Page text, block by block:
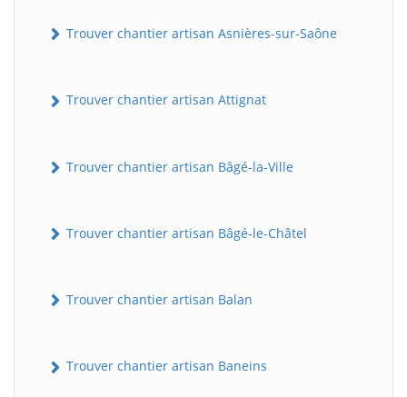
Trouver chantier artisan Asnières-sur-Saône
Trouver chantier artisan Attignat
Trouver chantier artisan Bâgé-la-Ville
Trouver chantier artisan Bâgé-le-Châtel
Trouver chantier artisan Balan
Trouver chantier artisan Baneins